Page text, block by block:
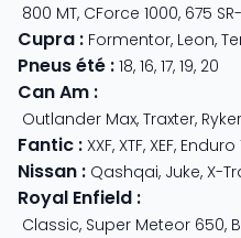
800 MT, CForce 1000, 675
Cupra : Formentor, Leon,
Pneus été : 18, 16, 17, 19, 20
Can Am :
Outlander Max, Traxter, Ryker
Fantic : XXF, XTF, XEF, Enduro
Nissan : Qashqai, Juke, X-
Royal Enfield :
Classic, Super Meteor 650,